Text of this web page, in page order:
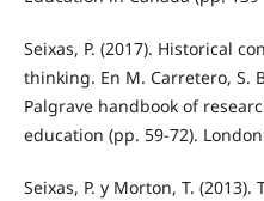
Seixas, P. (2017). Historical
thinking. En M. Carretero, S.
Palgrave handbook of
education (pp. 59-72).
Seixas, P. y Morton, T.